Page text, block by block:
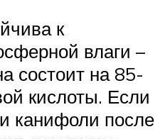
к
влаги –
состоит на 85-
кислоты. Если
канифоли после